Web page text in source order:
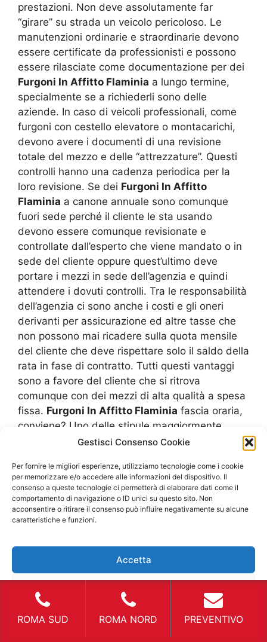
Gestisci Consenso Cookie
Per fornire le migliori esperienze, utilizziamo tecnologie come i cookie
per memorizzare e/o accedere alle informazioni del dispositivo. Il
consenso a queste tecnologie ci permetterà di elaborare dati come il
comportamento di navigazione o ID unici su questo sito. Non
acconsentire o ritirare il consenso può influire negativamente su alcune
caratteristiche e funzioni.
Accetta
Visualizza le preferenze
prestazioni. Non deve assolutamente far
“girare” su strada un veicolo pericoloso. Le
manutenzioni ordinarie e straordinarie devono
essere certificate da professionisti e possono
essere rilasciate come documentazione per dei
Furgoni In Affitto Flaminia a lungo termine,
specialmente se a richiederli sono delle
aziende. In caso di veicoli professionali, come
furgoni con cestello elevatore o montacarichi,
devono avere i documenti di una revisione
totale del mezzo e delle “attrezzature”. Questi
controlli hanno una cadenza periodica per la
loro revisione. Se dei Furgoni In Affitto
Flaminia a canone annuale sono comunque
fuori sede perché il cliente le sta usando
devono essere comunque revisionate e
controllate dall’esperto che viene mandato o in
sede del cliente oppure quest’ultimo deve
portare i mezzi in sede dell’agenzia e quindi
attendere i dovuti controlli. Tra le responsabilità
dell’agenzia ci sono anche i costi e gli oneri
derivanti per assicurazione ed altre tasse che
non possono mai ricadere sulla quota mensile
del cliente che deve rispettare solo il saldo della
rata in fase di contratto. Tutti questi vantaggi
sono a favore del cliente che si ritrova
comunque con dei mezzi di alta qualità a spesa
fissa. Furgoni In Affitto Flaminia fascia oraria,
conviene? Uno delle stipule maggiormente
richieste per iFurgoni In Affitto Flaminia
poco tempo, massimo 24H e viene calcolata
solo in base al tempo effettivo che si è usato.
Facendo un esempio pratico, se si riconsegnano
i veicoli entro 3 ore invece di 5 ore, come aveva
ore di utilizzo. Nei contratti deiFurgoni In
a fascia oraria ne il cliente ne
l’agenzia sono tenuti ad alcun vincolo, se non
quelli contrattuali. In questo modo si ha una
spesa assolutamente bassa e contenuta che
diventa un ottimo risparmio per qualsiasi
imprevisto che interessa il privato che ha
ROMA SUD ROMA NORD PREVENTIVO